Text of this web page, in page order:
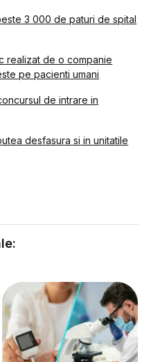
3 000 de paturi de spital
realizat de o companie
pe pacienti umani
de intrare in
desfasura si in unitatile